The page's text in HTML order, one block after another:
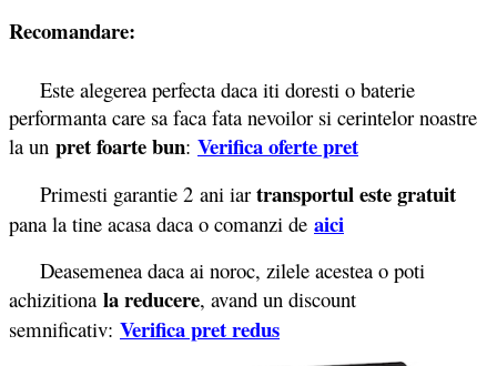
Recomandare:
Este alegerea perfecta daca iti doresti o baterie
performanta care sa faca fata nevoilor si cerintelor noastre
la un pret foarte bun: Verifica oferte pret
Primesti garantie 2 ani iar transportul este gratuit
pana la tine acasa daca o comanzi de aici
Deasemenea daca ai noroc, zilele acestea o poti
achizitiona la reducere, avand un discount
semnificativ: Verifica pret redus